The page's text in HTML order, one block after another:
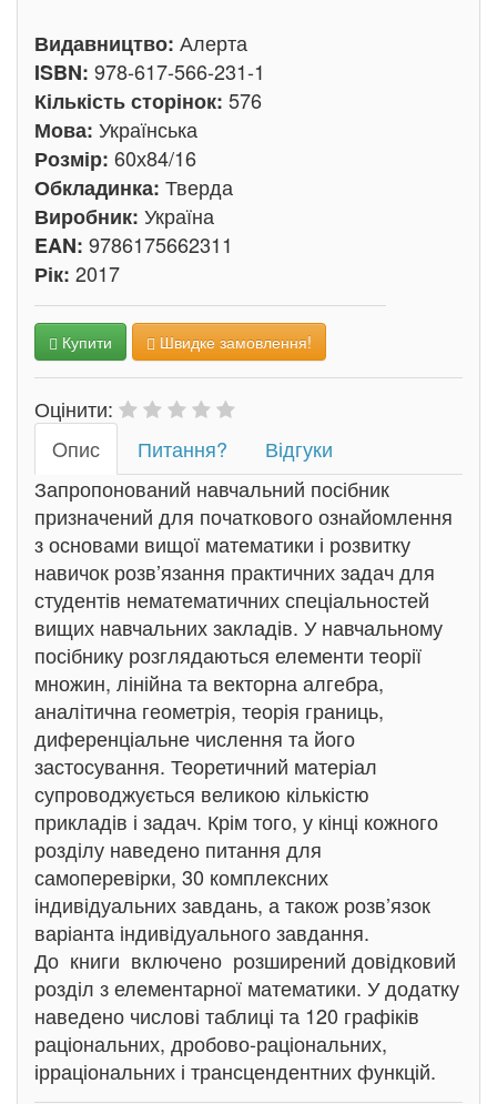
Видавництво: Алерта
ISBN: 978-617-566-231-1
Кількість сторінок: 576
Мова: Українська
Розмір: 60х84/16
Обкладинка: Тверда
Виробник: Україна
EAN: 9786175662311
Рік: 2017
Купити Швидке замовлення!
Оцінити:
Oпис
Питання?
Відгуки
Запропонований навчальний посібник
призначений для початкового ознайомлення
з основами вищої математики і розвитку
навичок розв’язання практичних задач для
студентів нематематичних спеціальностей
вищих навчальних закладів. У навчальному
посібнику розглядаються елементи теорії
множин, лінійна та векторна алгебра,
аналітична геометрія, теорія границь,
диференціальне числення та його
застосування. Теоретичний матеріал
супроводжується великою кількістю
прикладів і задач. Крім того, у кінці кожного
розділу наведено питання для
самоперевірки, 30 комплексних
індивідуальних завдань, а також розв’язок
варіанта індивідуального завдання.
До книги включено розширений довідковий
розділ з елементарної математики. У додатку
наведено числові таблиці та 120 графіків
раціональних, дробово-раціональних,
ірраціональних і трансцендентних функцій.